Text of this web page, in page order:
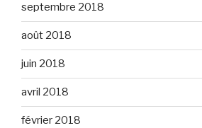
septembre 2018
août 2018
juin 2018
avril 2018
février 2018